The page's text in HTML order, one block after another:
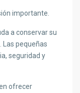
importante.
a conservar su
Las pequeñas
seguridad y
ofrecer